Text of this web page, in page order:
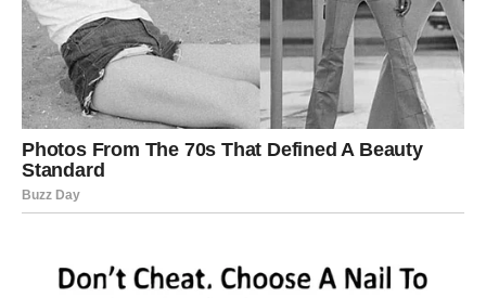
ste sposobni, vrijedni i važni.
Novac dolazi kroz nove mogućnosti.
Sreća dolazi kroz ljude i događaje koji vas raduju.
A osjećaj da se stvari konačno pomjeraju nabolje vraća
vam vjeru u budućnost.
Zvijezde poručuju da ste baš sada zaslužili ovaj period jer